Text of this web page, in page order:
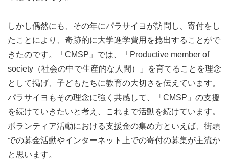
参加費：社会人 1,500円／学生 1,000円
＊お振込後の参加者さま都合によるキャンセルについて
は、返金対応は承っておりません。
＊必要経費を除くすべての参加費が、チャリティとてフィ
リピンの子どもたちの支援に充てられます
申込締切：7月10日（金）
主催：認定NPO法人アクセス × NPO団体PARASAIYO
しかし偶然にも、その年にパラサイヨが訪問し、寄付をし
たことにより、奇跡的に大学進学費用を捻出することがで
きたのです。「CMSP」では、「Productive member of
society（社会の中で生産的な人間）」を育てることを理念
として掲げ、子どもたちに教育の大切さを伝えています。
パラサイヨもその理念に強く共感して、「CMSP」の支援
を続けていきたいと考え、これまで活動を続けています。
ボランティア活動における支援金の集め方といえば、街頭
での募金活動やインターネット上での寄付の募集が主流か
と思います。